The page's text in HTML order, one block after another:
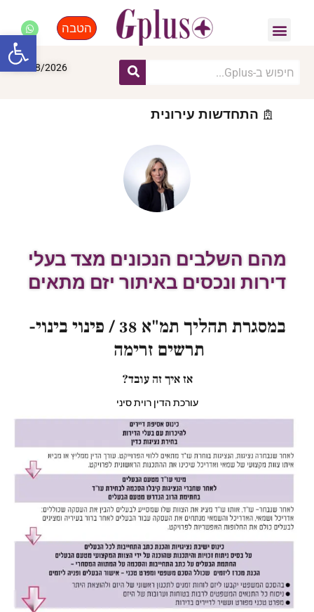
הטבה
07/08/2026
התחדשות עירונית
מהם השלבים הנכונים מצד בעלי
דירות ונכסים באיתור יזם מתאים
במסגרת תהליך תמ"א 38 / פינוי בינוי-
תרשים זרימה
אז איך זה עובד?
עורכת הדין רוית סיני
פתח